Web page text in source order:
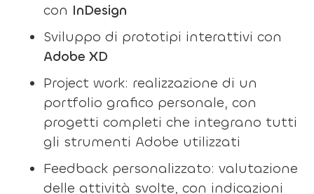
con InDesign
Sviluppo di prototipi interattivi con
Adobe XD
Project work: realizzazione di un
portfolio grafico personale, con
progetti completi che integrano tutti
gli strumenti Adobe utilizzati
Feedback personalizzato: valutazione
delle attività svolte, con indicazioni